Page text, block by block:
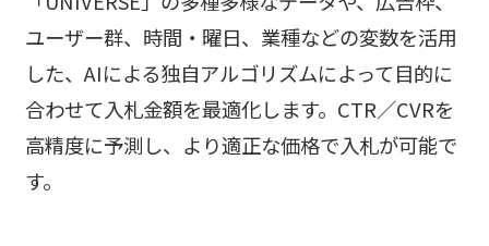
ユーザー群、時間・曜日、業種などの変数を活用
した、AIによる独自アルゴリズムによって⽬的に
合わせて入札金額を最適化します。CTR／CVRを
高精度に予測し、より適正な価格で入札が可能で
す。